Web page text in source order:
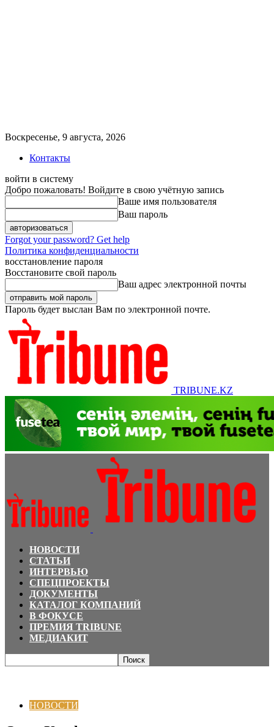
Воскресенье, 9 августа, 2026
Контакты
войти в систему
Добро пожаловать! Войдите в свою учётную запись
Ваше имя пользователя
Ваш пароль
Forgot your password? Get help
Политика конфиденциальности
восстановление пароля
Восстановите свой пароль
Ваш адрес электронной почты
Пароль будет выслан Вам по электронной почте.
TRIBUNE.KZ
НОВОСТИ
СТАТЬИ
ИНТЕРВЬЮ
СПЕЦПРОЕКТЫ
ДОКУМЕНТЫ
КАТАЛОГ КОМПАНИЙ
В ФОКУСЕ
ПРЕМИЯ TRIBUNE
МЕДИАКИТ
НОВОСТИ